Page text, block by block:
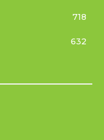
718
632